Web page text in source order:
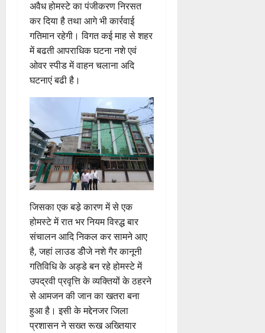
अवैध होमस्टे का पंजीकरण निरसत
कर दिया है तथा आगे भी कार्रवाई
गतिमान रहेगी। विगत कई माह से शहर
में बढती आपराधिक घटना नशे एवं
ओवर स्पीड में वाहन चलाना अदि
घटनाएं बढी है।
जिसका एक बडे़ कारण में से एक
होमस्टे में रात भर नियम विस्द्ध बार
संचालन आदि निकल कर सामने आए
है, जहां लाउड डीेजे नशे गैर कानूनी
गतिविधि के अड्डे बन रहे होमस्टे में
उपद्रवी प्रवृत्ति के व्यक्तियों के ठहरने
से आमजन की जान का खतरा बना
हुआ है। इसी के मद्देनजर जिला
प्रशासन ने सख्त रूख अख्तियार